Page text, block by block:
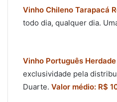
Vinho Chileno Tarapacá
todo dia, qualquer dia.
Vinho Português
exclusividade pela
Duarte. Valor médio: R$